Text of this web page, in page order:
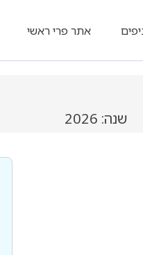
אתר פרי ראשי
שנה: 2026